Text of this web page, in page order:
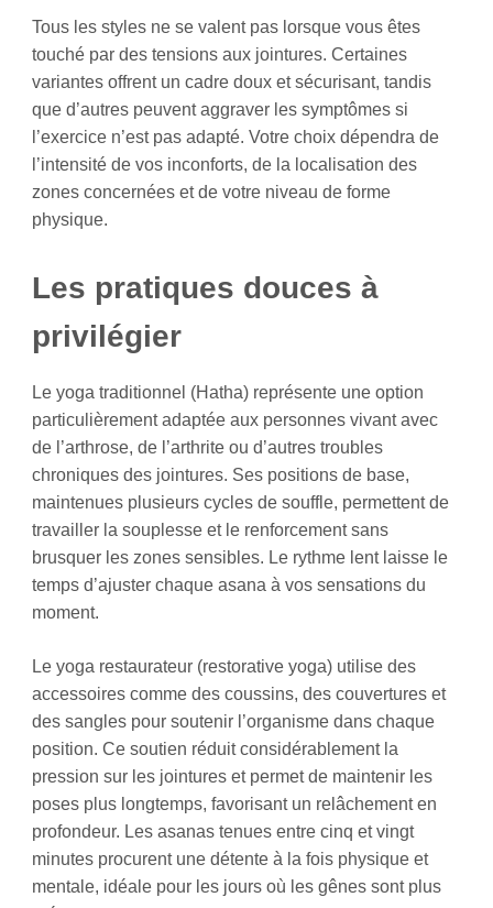
Tous les styles ne se valent pas lorsque vous êtes
touché par des tensions aux jointures. Certaines
variantes offrent un cadre doux et sécurisant, tandis
que d’autres peuvent aggraver les symptômes si
l’exercice n’est pas adapté. Votre choix dépendra de
l’intensité de vos inconforts, de la localisation des
zones concernées et de votre niveau de forme
physique.
Les pratiques douces à
privilégier
Le yoga traditionnel (Hatha) représente une option
particulièrement adaptée aux personnes vivant avec
de l’arthrose, de l’arthrite ou d’autres troubles
chroniques des jointures. Ses positions de base,
maintenues plusieurs cycles de souffle, permettent de
travailler la souplesse et le renforcement sans
brusquer les zones sensibles. Le rythme lent laisse le
temps d’ajuster chaque asana à vos sensations du
moment.
Le yoga restaurateur (restorative yoga) utilise des
accessoires comme des coussins, des couvertures et
des sangles pour soutenir l’organisme dans chaque
position. Ce soutien réduit considérablement la
pression sur les jointures et permet de maintenir les
poses plus longtemps, favorisant un relâchement en
profondeur. Les asanas tenues entre cinq et vingt
minutes procurent une détente à la fois physique et
mentale, idéale pour les jours où les gênes sont plus